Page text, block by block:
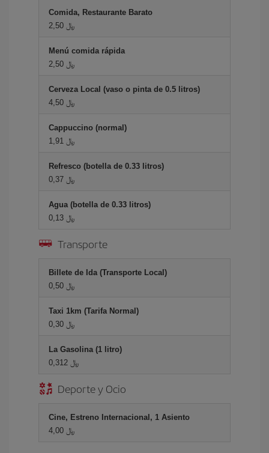
Comida, Restaurante Barato
2,50 ﷼
Menú comida rápida
2,50 ﷼
Cerveza Local (vaso o pinta de 0.5 litros)
4,50 ﷼
Cappuccino (normal)
1,91 ﷼
Refresco (botella de 0.33 litros)
0,37 ﷼
Agua (botella de 0.33 litros)
0,13 ﷼
Transporte
Billete de Ida (Transporte Local)
0,50 ﷼
Taxi 1km (Tarifa Normal)
0,30 ﷼
La Gasolina (1 litro)
0,312 ﷼
Deporte y Ocio
Cine, Estreno Internacional, 1 Asiento
4,00 ﷼